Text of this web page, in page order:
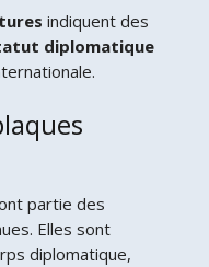
indiquent des
diplomatique
partie des
Elles sont
diplomatique,